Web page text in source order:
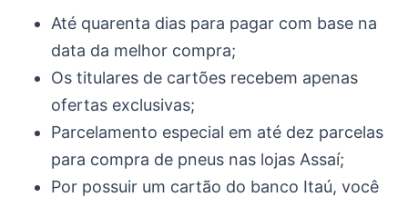
Até quarenta dias para pagar com base na
data da melhor compra;
Os titulares de cartões recebem apenas
ofertas exclusivas;
Parcelamento especial em até dez parcelas
para compra de pneus nas lojas Assaí;
Por possuir um cartão do banco Itaú, você